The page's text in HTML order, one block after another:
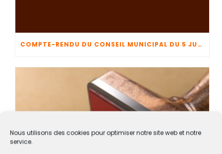
Nous utilisons des cookies pour optimiser notre site web et notre
service.
COMPTE-RENDU DU CONSEIL MUNICIPAL DU 5 JUIN 2026